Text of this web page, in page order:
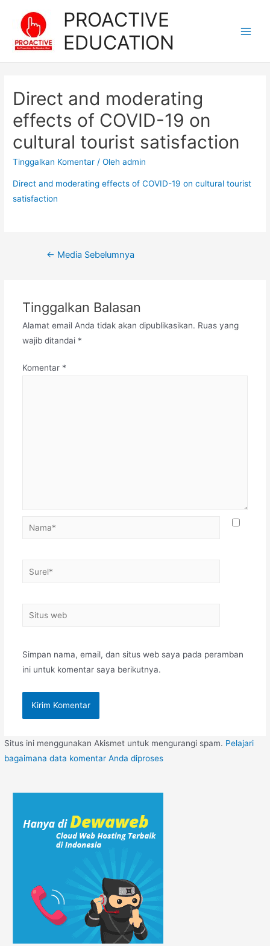
konten
PROACTIVE
EDUCATION
Direct and moderating
effects of COVID-19 on
cultural tourist satisfaction
Tinggalkan Komentar / Olehadmin
Direct and moderating effects of COVID-19 on cultural tourist
satisfaction
Navigasi
← Media Sebelumnya
Tinggalkan Balasan
Alamat email Anda tidak akan dipublikasikan. Ruas yang
wajib ditandai *
Komentar *
Nama*
Surel*
Situs
Simpan nama, email, dan situs web saya pada peramban
ini untuk komentar saya berikutnya.
Situs ini menggunakan Akismet untuk mengurangi spam. Pelajari
bagaimana data komentar Anda diproses